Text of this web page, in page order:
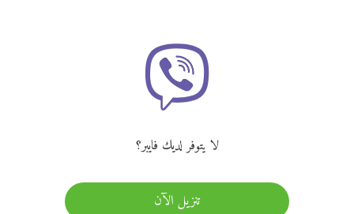
لا يتوفر لديك فايبر؟
تنزيل الآن